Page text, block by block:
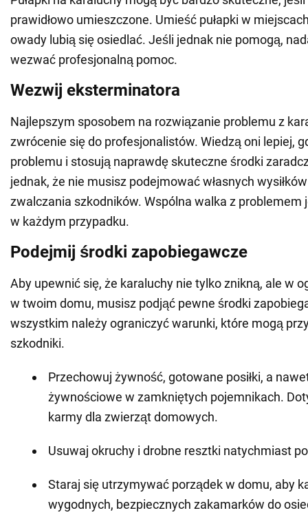
prawidłowo umieszczone. Umieść pułapki w
owady lubią się osiedlać. Jeśli jednak nie pomogą,
wezwać profesjonalną pomoc.
Wezwij eksterminatora
Najlepszym sposobem na rozwiązanie problemu z
zwrócenie się do profesjonalistów. Wiedzą oni lepiej,
problemu i stosują naprawdę skuteczne środki
jednak, że nie musisz podejmować własnych
zwalczania szkodników. Wspólna walka z problemem
w każdym przypadku.
Podejmij środki zapobiegawcze
Aby upewnić się, że karaluchy nie tylko znikną, ale w
w twoim domu, musisz podjąć pewne środki
wszystkim należy ograniczyć warunki, które mogą
szkodniki.
Przechowuj żywność, gotowane posiłki, a
żywnościowe w zamkniętych pojemnikach.
karmy dla zwierząt domowych.
Usuwaj okruchy i drobne resztki natychmiast
Staraj się utrzymywać porządek w domu, aby
wygodnych, bezpiecznych zakamarków do